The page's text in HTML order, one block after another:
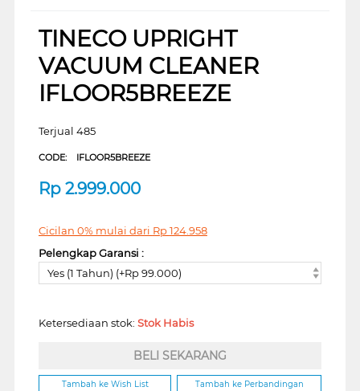
TINECO UPRIGHT
VACUUM CLEANER
IFLOOR5BREEZE
Terjual 485
CODE: IFLOOR5BREEZE
Rp 2.999.000
Cicilan 0% mulai dari Rp124.958
Pelengkap Garansi :
Yes (1 Tahun) (+Rp 99.000)
Ketersediaan stok: Stok Habis
BELI SEKARANG
Tambah ke Wish List
Tambah ke Perbandingan